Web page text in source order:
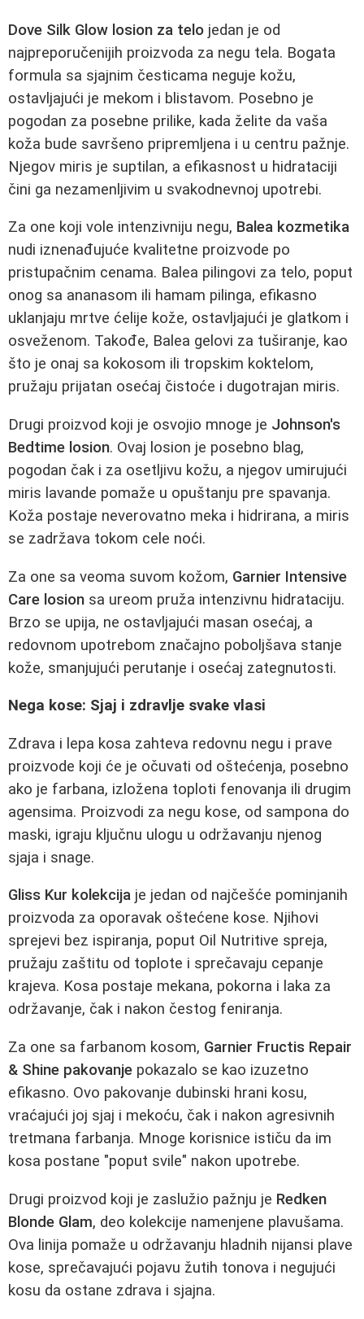
Dove Silk Glow losion za telo jedan je od
najpreporučenijih proizvoda za negu tela. Bogata
formula sa sjajnim česticama neguje kožu,
ostavljajući je mekom i blistavom. Posebno je
pogodan za posebne prilike, kada želite da vaša
koža bude savršeno pripremljena i u centru pažnje.
Njegov miris je suptilan, a efikasnost u hidrataciji
čini ga nezamenljivim u svakodnevnoj upotrebi.
Za one koji vole intenzivniju negu, Balea kozmetika
nudi iznenađujuće kvalitetne proizvode po
pristupačnim cenama. Balea pilingovi za telo, poput
onog sa ananasom ili hamam pilinga, efikasno
uklanjaju mrtve ćelije kože, ostavljajući je glatkom i
osveženom. Takođe, Balea gelovi za tuširanje, kao
što je onaj sa kokosom ili tropskim koktelom,
pružaju prijatan osećaj čistoće i dugotrajan miris.
Drugi proizvod koji je osvojio mnoge je Johnson's
Bedtime losion. Ovaj losion je posebno blag,
pogodan čak i za osetljivu kožu, a njegov umirujući
miris lavande pomaže u opuštanju pre spavanja.
Koža postaje neverovatno meka i hidrirana, a miris
se zadržava tokom cele noći.
Za one sa veoma suvom kožom, Garnier Intensive
Care losion sa ureom pruža intenzivnu hidrataciju.
Brzo se upija, ne ostavljajući masan osećaj, a
redovnom upotrebom značajno poboljšava stanje
kože, smanjujući perutanje i osećaj zategnutosti.
Nega kose: Sjaj i zdravlje svake vlasi
Zdrava i lepa kosa zahteva redovnu negu i prave
proizvode koji će je očuvati od oštećenja, posebno
ako je farbana, izložena toploti fenovanja ili drugim
agensima. Proizvodi za negu kose, od sampona do
maski, igraju ključnu ulogu u održavanju njenog
sjaja i snage.
Gliss Kur kolekcija je jedan od najčešće pominjanih
proizvoda za oporavak oštećene kose. Njihovi
sprejevi bez ispiranja, poput Oil Nutritive spreja,
pružaju zaštitu od toplote i sprečavaju cepanje
krajeva. Kosa postaje mekana, pokorna i laka za
održavanje, čak i nakon čestog feniranja.
Za one sa farbanom kosom, Garnier Fructis Repair
& Shine pakovanje pokazalo se kao izuzetno
efikasno. Ovo pakovanje dubinski hrani kosu,
vraćajući joj sjaj i mekoću, čak i nakon agresivnih
tretmana farbanja. Mnoge korisnice ističu da im
kosa postane "poput svile" nakon upotrebe.
Drugi proizvod koji je zaslužio pažnju je Redken
Blonde Glam, deo kolekcije namenjene plavušama.
Ova linija pomaže u održavanju hladnih nijansi plave
kose, sprečavajući pojavu žutih tonova i negujući
kosu da ostane zdrava i sjajna.